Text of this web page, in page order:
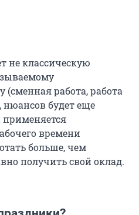
не классическую
работа, работа
нюансов будет еще
времени
больше, чем
получить свой оклад.